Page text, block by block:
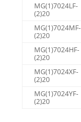
MG(1)7024LF-
(2)20
MG(1)7024MF-
(2)20
MG(1)7024HF-
(2)20
MG(1)7024XF-
(2)20
MG(1)7024YF-
(2)20